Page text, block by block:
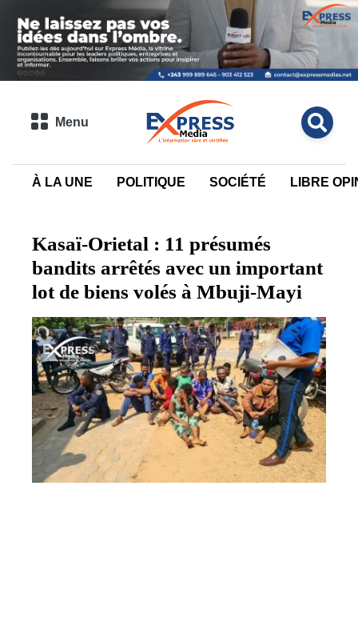
Menu
À LA UNE POLITIQUE SOCIÉTÉ LIBRE
Kasaï-Orietal : 11 présumés
bandits arrêtés avec un important
lot de biens volés à Mbuji-Mayi